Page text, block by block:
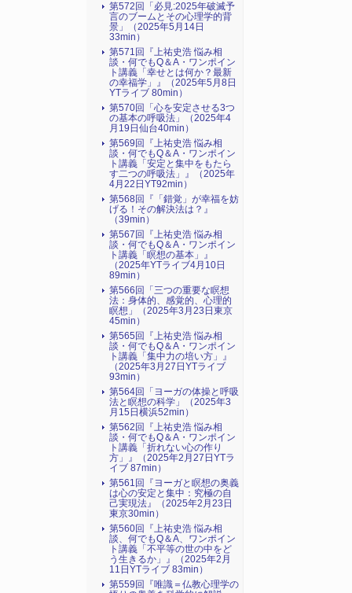
第572回「必見:2025年破滅予
言のブームとその心理学的背
景」（2025年5月14日
33min）
第571回『上祐史浩 悩み相
談・何でもQ＆A・ワンポイン
ト講義「幸せとは何か？最新
の幸福学」』（2025年5月8日
YTライブ 80min）
第570回「心を安定させる3つ
の基本の呼吸法」（2025年4
月19日仙台40min）
第569回『上祐史浩 悩み相
談・何でもQ＆A・ワンポイン
ト講義「安定と集中をもたら
す二つの呼吸法」』（2025年
4月22日YT92min）
第568回『「錯覚」が幸福を妨
げる！その解決法は？』
（39min）
第567回『上祐史浩 悩み相
談・何でもQ＆A・ワンポイン
ト講義「瞑想の基本」』
（2025年YTライブ4月10日
89min）
第566回「三つの重要な瞑想
法：身体的、感覚的、心理的
瞑想」（2025年3月23日東京
45min）
第565回『上祐史浩 悩み相
談・何でもQ＆A・ワンポイン
ト講義「集中力の培い方」』
（2025年3月27日YTライブ
93min）
第564回「ヨーガの体操と呼吸
法と瞑想の科学」（2025年3
月15日横浜52min）
第562回『上祐史浩 悩み相
談・何でもQ＆A・ワンポイン
ト講義「折れない心の作り
方」』（2025年2月27日YTラ
イブ 87min）
第561回『ヨーガと瞑想の奥義
は心の安定と集中：究極の自
己実現法』（2025年2月23日
東京30min）
第560回『上祐史浩 悩み相
談、何でもQ＆A、ワンポイン
ト講義「不平等の世の中をど
う生きるか」』（2025年2月
11日YTライブ 83min）
第559回『唯識＝仏教心理学の